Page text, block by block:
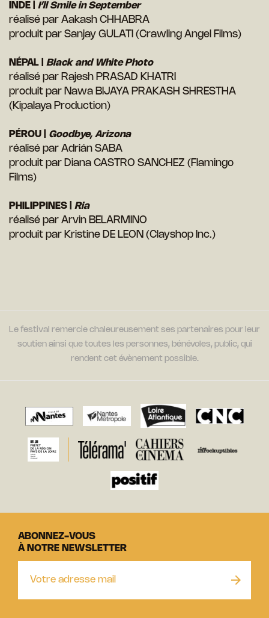
INDE | I’ll Smile in September
réalisé par Aakash CHHABRA
produit par Sanjay GULATI (Crawling Angel Films)
NÉPAL | Black and White Photo
réalisé par Rajesh PRASAD KHATRI
produit par Nawa BIJAYA PRAKASH SHRESTHA
(Kipalaya Production)
PÉROU | Goodbye, Arizona
réalisé par Adrián SABA
produit par Diana CASTRO SANCHEZ (Flamingo
Films)
PHILIPPINES | Ria
réalisé par Arvin BELARMINO
produit par Kristine DE LEON (Clayshop Inc.)
Le festival remercie chaleureusement ses partenaires pour leur
soutien ainsi que toutes les personnes, bénévoles, public, qui
rendent cet évènement possible.
ABONNEZ-VOUS
À NOTRE NEWSLETTER